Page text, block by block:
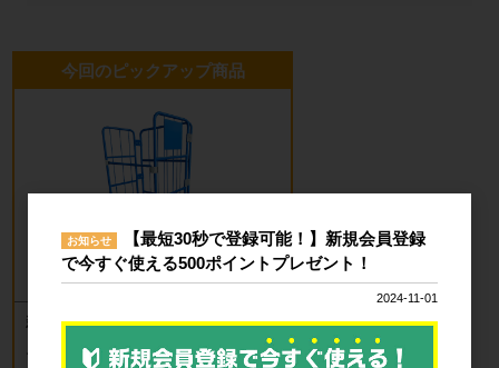
今回のピックアップ商品
新品 カゴ台車 ロールボックスパレッ
ト(樹脂底板) W850×D650×H1700mm
ブルー
お知らせ
【最短30秒で登録可能！】新規会員登録
で今すぐ使える500ポイントプレゼント！
2024-11-01